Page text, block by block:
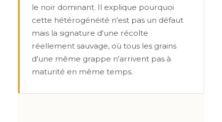
le noir dominant. Il explique pourquoi
cette hétérogénéité n'est pas un défaut
mais la signature d'une récolte
réellement sauvage, où tous les grains
d'une même grappe n'arrivent pas à
maturité en même temps.